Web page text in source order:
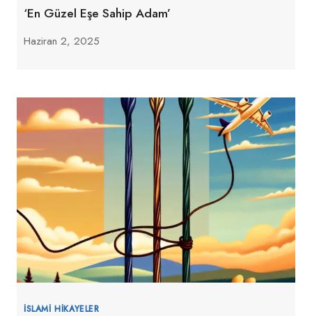
‘En Güzel Eşe Sahip Adam’
Haziran 2, 2025
İSLAMI HIKAYELER